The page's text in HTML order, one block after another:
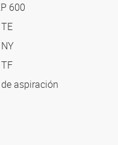
600
aspiración